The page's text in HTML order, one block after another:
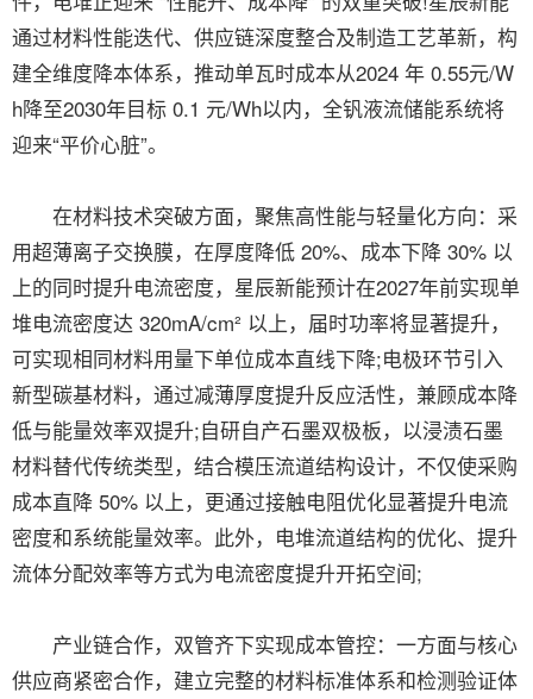
通过材料性能迭代、供应链深度整合及制造工艺革新，构
建全维度降本体系，推动单瓦时成本从2024 年 0.55元/W
h降至2030年目标 0.1 元/Wh以内，全钒液流储能系统将
迎来“平价心脏”。
在材料技术突破方面，聚焦高性能与轻量化方向：采
用超薄离子交换膜，在厚度降低 20%、成本下降 30% 以
上的同时提升电流密度，星辰新能预计在2027年前实现单
堆电流密度达 320mA/cm² 以上，届时功率将显著提升，
可实现相同材料用量下单位成本直线下降;电极环节引入
新型碳基材料，通过减薄厚度提升反应活性，兼顾成本降
低与能量效率双提升;自研自产石墨双极板，以浸渍石墨
材料替代传统类型，结合模压流道结构设计，不仅使采购
成本直降 50% 以上，更通过接触电阻优化显著提升电流
密度和系统能量效率。此外，电堆流道结构的优化、提升
流体分配效率等方式为电流密度提升开拓空间;
产业链合作，双管齐下实现成本管控：一方面与核心
供应商紧密合作，建立完整的材料标准体系和检测验证体